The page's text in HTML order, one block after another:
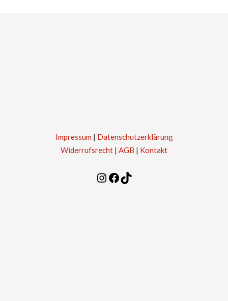
Impressum | Datenschutzerklärung
Widerrufsrecht | AGB | Kontakt
Instagram
Facebook